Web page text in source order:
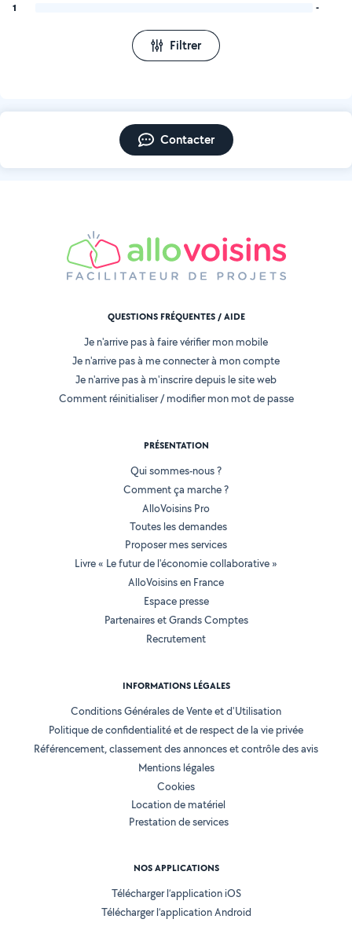
1
-
Filtrer
Contacter
QUESTIONS FRÉQUENTES / AIDE
Je n'arrive pas à faire vérifier mon mobile
Je n'arrive pas à me connecter à mon compte
Je n'arrive pas à m'inscrire depuis le site web
Comment réinitialiser / modifier mon mot de passe
PRÉSENTATION
Qui sommes-nous ?
Comment ça marche ?
AlloVoisins Pro
Toutes les demandes
Proposer mes services
Livre « Le futur de l'économie collaborative »
AlloVoisins en France
Espace presse
Partenaires et Grands Comptes
Recrutement
INFORMATIONS LÉGALES
Conditions Générales de Vente et d'Utilisation
Politique de confidentialité et de respect de la vie privée
Référencement, classement des annonces et contrôle des avis
Mentions légales
Cookies
Location de matériel
Prestation de services
NOS APPLICATIONS
Télécharger l’application iOS
Télécharger l’application Android